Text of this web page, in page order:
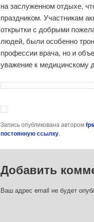
на заслуженном отдыхе,
праздником. Участникам
открытки с добрыми
людей, были особенно
профессии врача, но и
уважение к медицинскому
Запись опубликована автором
постоянную ссылку.
Добавить
Ваш адрес email не будет